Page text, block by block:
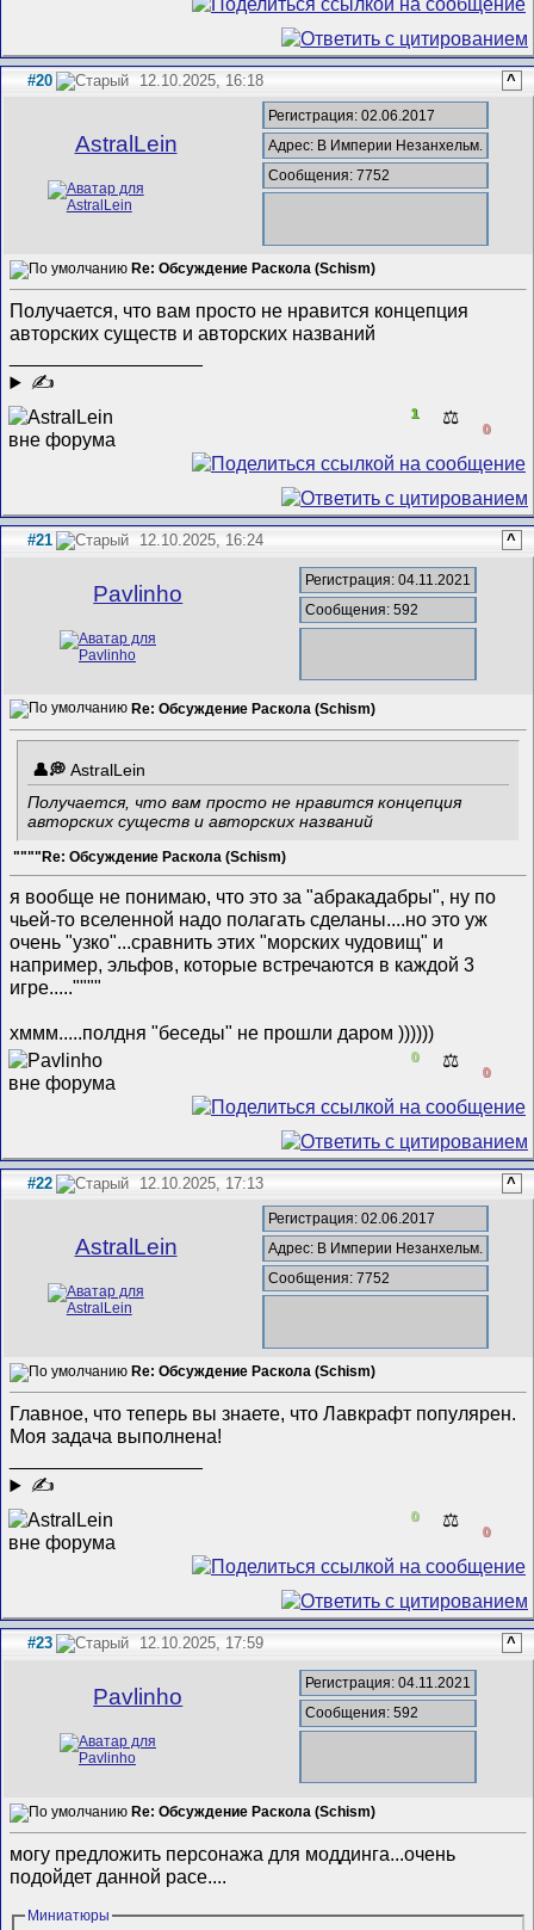
#20 12.10.2025, 16:18 ^
AstralLein
Регистрация: 02.06.2017
Адрес: В Империи Незанхельм.
Сообщения: 7752
Re: Обсуждение Раскола (Schism)
Получается, что вам просто не нравится концепция
авторских существ и авторских названий
✍
1 ⚖️
0
#21 12.10.2025, 16:24 ^
Pavlinho
Регистрация: 04.11.2021
Сообщения: 592
Re: Обсуждение Раскола (Schism)
AstralLein
Получается, что вам просто не нравится концепция
авторских существ и авторских названий
""""Re: Обсуждение Раскола (Schism)
я вообще не понимаю, что это за "абракадабры", ну по
чьей-то вселенной надо полагать сделаны....но это уж
очень "узко"...сравнить этих "морских чудовищ" и
например, эльфов, которые встречаются в каждой 3
игре.....""""
хммм.....полдня "беседы" не прошли даром ))))))
0 ⚖️
0
#22 12.10.2025, 17:13 ^
AstralLein
Регистрация: 02.06.2017
Адрес: В Империи Незанхельм.
Сообщения: 7752
Re: Обсуждение Раскола (Schism)
Главное, что теперь вы знаете, что Лавкрафт популярен.
Моя задача выполнена!
✍
0 ⚖️
0
#23 12.10.2025, 17:59 ^
Pavlinho
Регистрация: 04.11.2021
Сообщения: 592
Re: Обсуждение Раскола (Schism)
могу предложить персонажа для моддинга...очень
подойдет данной расе....
Миниатюры